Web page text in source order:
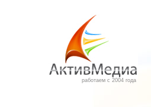
работаем с 2004 года